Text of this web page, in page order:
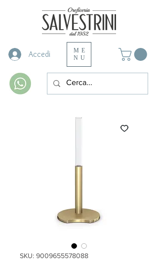
Accedi
ME
NU
SKU: 9009655578088